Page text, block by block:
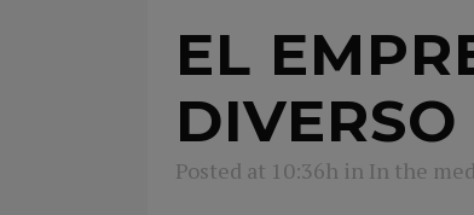
EL
Posted at 10:36h in In the